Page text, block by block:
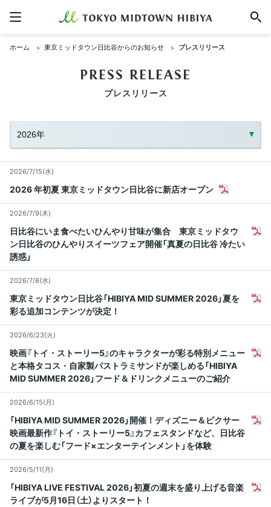
ホーム 東京ミッドタウン日比谷からのお知らせ プレスリリース
PRESS RELEASE
プレスリリース
2026/7/15(水)
2026 年初夏 東京ミッドタウン日比谷に新店オープン
2026/7/9(木)
日比谷にいま食べたいひんやり甘味が集合 東京ミッドタウ
ン日比谷のひんやりスイーツフェア開催「真夏の日比谷 冷たい
誘惑」
2026/7/8(水)
東京ミッドタウン日比谷「HIBIYA MID SUMMER 2026」夏を
彩る追加コンテンツが決定！
2026/6/23(火)
映画『トイ・ストーリー5』のキャラクターが彩る特別メニュー
と本格タコス・自家製パストラミサンドが楽しめる「HIBIYA
MID SUMMER 2026」フード＆ドリンクメニューのご紹介
2026/6/15(月)
「HIBIYA MID SUMMER 2026」開催！ディズニー＆ピクサー
映画最新作『トイ・ストーリー5』カフェスタンドなど、日比谷
の夏を楽しむ「フード×エンターテインメント」を体験
2026/5/11(月)
「HIBIYA LIVE FESTIVAL 2026」初夏の週末を盛り上げる音楽
ライブが5月16日（土）よりスタート！